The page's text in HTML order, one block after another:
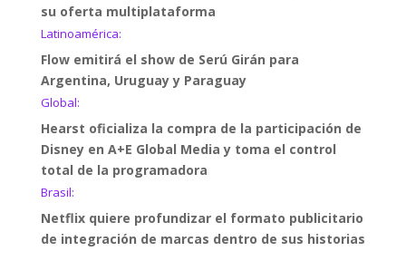
su oferta multiplataforma
Latinoamérica:
Flow emitirá el show de Serú Girán para
Argentina, Uruguay y Paraguay
Global:
Hearst oficializa la compra de la participación de
Disney en A+E Global Media y toma el control
total de la programadora
Brasil:
Netflix quiere profundizar el formato publicitario
de integración de marcas dentro de sus historias